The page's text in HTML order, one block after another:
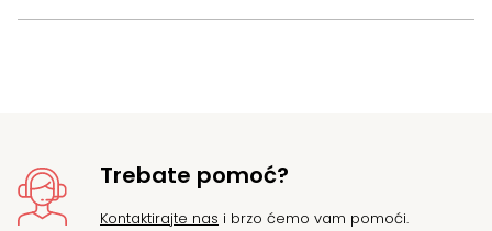
Trebate pomoć?
Kontaktirajte nas i brzo ćemo vam pomoći.